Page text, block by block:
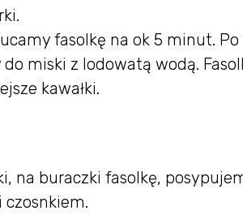
fasolkę na ok 5 minut.
miski z lodowatą wodą.
kawałki.
na buraczki fasolkę,